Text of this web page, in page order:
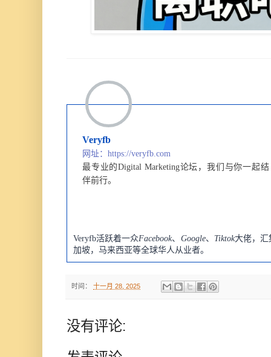
Veryfb
网址：https://veryfb.com
最专业的Digital Marketing论坛， 我们与你一起结
伴前行。
Veryfb活跃着一众Facebook、 Google、 Tiktok大佬，汇
加坡，马来西亚等全球华人从业者。
时间： 十一月 28, 2025
没有评论: